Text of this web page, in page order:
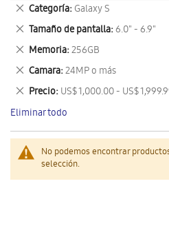
No podemos encontrar
selección.
Categoría Galaxy S
Eliminar
este
artículo
Tamaño de pantalla 6.0" - 6.9"
Eliminar
este
artículo
Memoria 256GB
Eliminar
este
artículo
Camara 24MP o más
Eliminar
este
artículo
Precio US$ 1,000.00 - US$
Eliminar
este
artículo
Eliminar todo